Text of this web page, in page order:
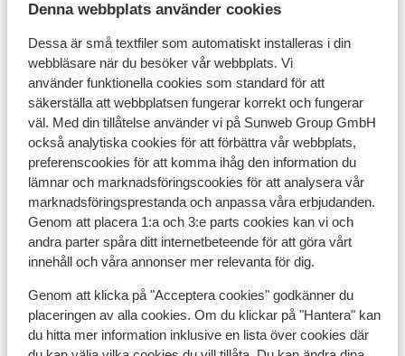
Denna webbplats använder cookies
Dessa är små textfiler som automatiskt installeras i din
webbläsare när du besöker vår webbplats. Vi
använder funktionella cookies som standard för att
säkerställa att webbplatsen fungerar korrekt och fungerar
väl. Med din tillåtelse använder vi på Sunweb Group GmbH
också analytiska cookies för att förbättra vår webbplats,
preferenscookies för att komma ihåg den information du
lämnar och marknadsföringscookies för att analysera vår
marknadsföringsprestanda och anpassa våra erbjudanden.
Genom att placera 1:a och 3:e parts cookies kan vi och
andra parter spåra ditt internetbeteende för att göra vårt
innehåll och våra annonser mer relevanta för dig.
Genom att klicka på "Acceptera cookies" godkänner du
placeringen av alla cookies. Om du klickar på "Hantera" kan
du hitta mer information inklusive en lista över cookies där
I området
Avstånd till centrum: ca 1 km
Avstånd till pist ca 1000 m
Avstånd till skidbuss ca 10 m
Avstånd till skidlift seggiovia fungeia är ca 1000 m
Närmaste butiker ca 1 km
Närmaste restaurang ca 500 m
Liftkort/Utrustning/Skidskola
Liftkort
Skidskola
Utrustning